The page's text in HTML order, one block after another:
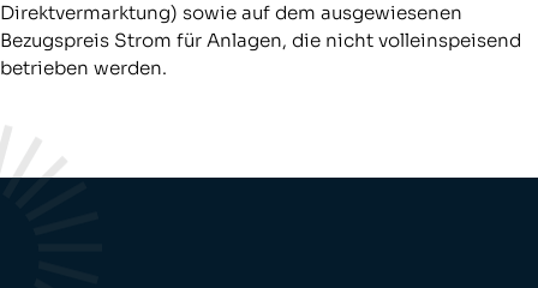
Direktvermarktung) sowie auf dem ausgewiesenen
Bezugspreis Strom für Anlagen, die nicht volleinspeisend
betrieben werden.